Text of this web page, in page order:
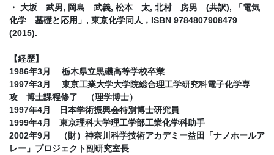
・ 大坂 武男, 岡島 武義, 松本 太, 北村 房男 (共訳), 「電気
化学 基礎と応用」, 東京化学同人，ISBN 9784807908479
(2015).
【経歴】
1986年3月 栃木県立黒磯高等学校卒業
1997年3月 東京工業大学大学院総合理工学研究科電子化学専
攻 博士課程修了 （理学博士）
1997年4月 日本学術振興会特別博士研究員
1999年4月 東京理科大学理工学部工業化学科助手
2002年9月 （財）神奈川科学技術アカデミー益田「ナノホールア
レー」プロジェクト副研究室長